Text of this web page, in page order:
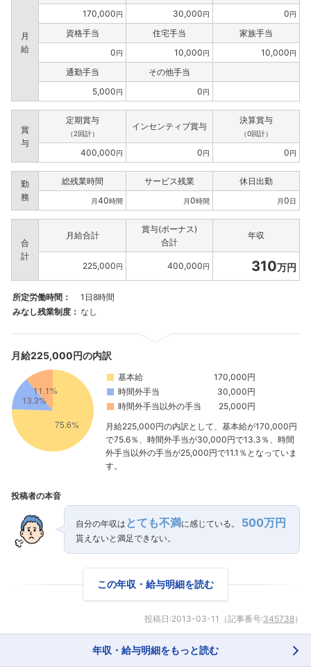
月
給
170,000円 30,000円 0円
資格手当 住宅手当
家族手当
0円 10,000円 10,000円
通勤手当
その他手当
5,000円 0円
賞
与
定期賞与
（2回計）
インセンティブ賞与
決算賞与
（0回計）
400,000円 0円 0円
勤
務
総残業時間 サービス残業 休日出勤
月40時間 月0時間 月0日
合
計
月給合計
賞与(ボーナス)
合計
年収
225,000円 400,000円 310万円
所定労働時間：
1日8時間
みなし残業制度： なし
月給225,000円の内訳
基本給
170,000円
時間外手当
30,000円
時間外手当以外の手当
25,000円
月給225,000円の内訳として、基本給が170,000円
で75.6％、時間外手当が30,000円で13.3％、時間
外手当以外の手当が25,000円で11.1％となっていま
す。
投稿者の本音
自分の年収は とても不満に感じている。 500万円
貰えないと満足できない。
この年収・給与明細を読む
投稿日:2013-03-11 （記事番号:345738）
年収・給与明細をもっと読む